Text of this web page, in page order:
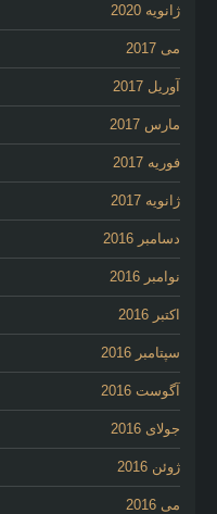
ژانویه 2020
می 2017
آوریل 2017
مارس 2017
فوریه 2017
ژانویه 2017
دسامبر 2016
نوامبر 2016
اکتبر 2016
سپتامبر 2016
آگوست 2016
جولای 2016
ژوئن 2016
می 2016